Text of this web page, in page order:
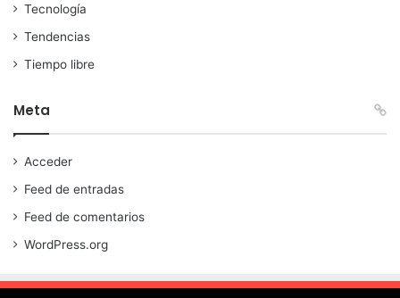
Tecnología
Tendencias
Tiempo libre
Meta
Acceder
Feed de entradas
Feed de comentarios
WordPress.org